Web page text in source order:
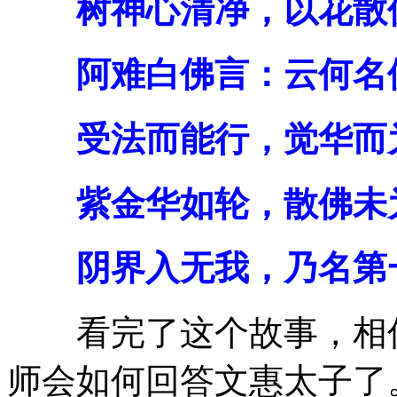
树神心清净，以花散
阿难白佛言：云何名
受法而能行，觉华而
紫金华如轮，散佛未
阴界入无我，乃名第
看完了这个故事，相
师会如何回答文惠太子了